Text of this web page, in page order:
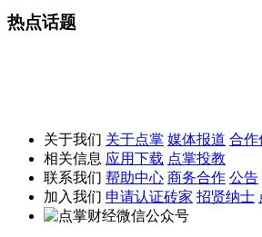
热点话题
关于我们 关于点掌 媒体报道 合作
相关信息 应用下载 点掌投教
联系我们 帮助中心 商务合作 公告
加入我们 申请认证砖家 招贤纳士